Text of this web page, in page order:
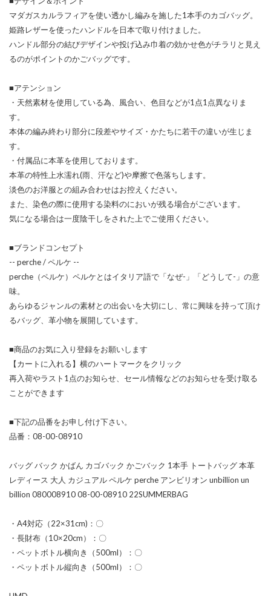
マダガスカルラフィアを使い透かし編みを施した1本手のカゴバッグ。
姫路レザーを使ったハンドルを日本で取り付けました。
ハンドル部分の結びデザインや投げ込み巾着の効かせ色がチラリと見え
るのがポイントのかごバッグです。
■アテンション
・天然素材を使用している為、風合い、色目などが1点1点異なりま
す。
本体の編み終わり部分に段差やサイズ・かたちに若干の違いが生じま
す。
・付属品に本革を使用しております。
本革の特性上水濡れ(雨、汗など)や摩擦で色落ちします。
淡色のお洋服との組み合わせはお控えください。
また、染色の際に使用する染料のにおいが残る場合がございます。
気になる場合は一度陰干しをされた上でご使用ください。
■ブランドコンセプト
-- perche / ペルケ --
perche（ペルケ）ペルケとはイタリア語で「なぜ-」「どうして-」の意
味。
あらゆるジャンルの素材との出会いを大切にし、常に興味を持って頂け
るバッグ、革小物を展開しています。
■商品のお気に入り登録をお願いします
【カートに入れる】横のハートマークをクリック
再入荷やラスト1点のお知らせ、セール情報などのお知らせを受け取る
ことができます
■下記の品番をお申し付け下さい。
品番：08-00-08910
バッグ バック かばん カゴバック かごバック 1本手 トートバッグ 本革
レディース 大人 カジュアル ペルケ perche アンビリオン unbillion un
billion 080008910 08-00-08910 22SUMMERBAG
・A4対応（22×31cm)：〇
・長財布（10×20cm）：〇
・ペットボトル横向き（500ml）：〇
・ペットボトル縦向き（500ml）：〇